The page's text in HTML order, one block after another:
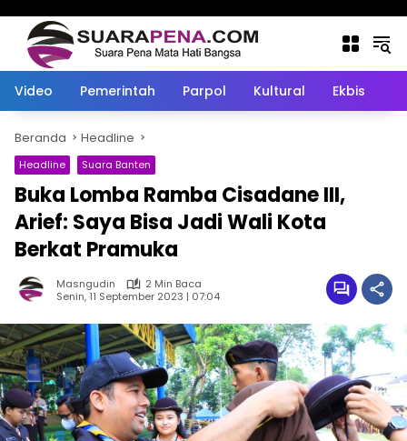
Video Pemerintah Parpol Kultural Ekbis
Beranda Headline
Headline Suara Banten
Buka Lomba Ramba Cisadane III,
Arief: Saya Bisa Jadi Wali Kota
Berkat Pramuka
Masngudin
2 Min Baca
Senin, 11 September 2023 | 07:04